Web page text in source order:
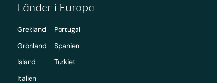
Länder i Europa
Grekland
Grönland
Island
Italien
Portugal
Spanien
Turkiet